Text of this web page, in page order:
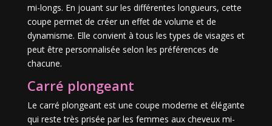
mi-longs. En jouant sur les différentes longueurs, cette
coupe permet de créer un effet de volume et de
dynamisme. Elle convient à tous les types de visages et
peut être personnalisée selon les préférences de
chacune.
Carré plongeant
Le carré plongeant est une coupe moderne et élégante
qui reste très prisée par les femmes aux cheveux mi-